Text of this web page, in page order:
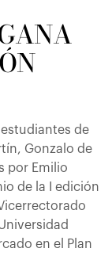
de
Gonzalo de
por Emilio
de la I edición
en el Plan